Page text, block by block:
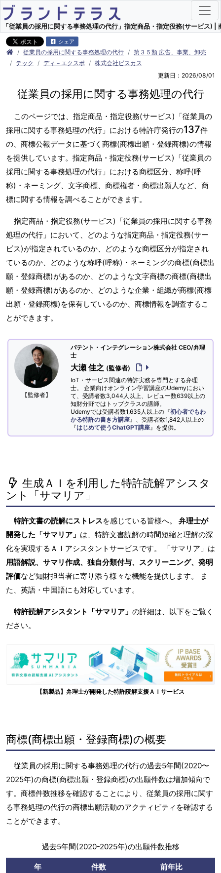
「従業員の採用に関する事務処理の代行」指定商品・指定役務(サービス) |
シェア
従業員の採用に関する事務処理の代行
第３５類 広告、事業、卸売
テック
ディ－エクスポ
株式会社ビスカス
更新日：2026/08/01
従業員の採用に関する事務処理の代行
このページでは、指定商品・指定役務(サービス)「従業員の
採用に関する事務処理の代行」における特許庁発行の137件
の、商標公報データに基づく商標(商標出願・登録商標)の情報
を提供しています。指定商品・指定役務(サービス)「従業員の
採用に関する事務処理の代行」における商標区分、称呼(呼
称)・ネーミング、文字商標、商標権者・商標出願人など、商
標に関する情報を調べることができます。
指定商品・指定役務(サービス)「従業員の採用に関する事務
処理の代行」において、どのような指定商品・指定役務(サー
ビス)が指定されているのか、どのような商標区分が指定され
ているのか、どのような称呼(呼称)・ネーミングの商標(商標出
願・登録商標)があるのか、どのような文字商標の商標(商標出
願・登録商標)があるのか、どのような企業・組織が商標(商標
出願・登録商標)を保有しているのか、商標情報を調査するこ
とができます。
【監修者】
パテント・インテグレーション株式会社 CEO/弁理
士
大瀬 佳之 (監修者)
IoT・サービス関連の特許実務を専門とする弁理
士。 企業向けオンライン学習講座のUdemyにおい
て、受講者数3,044人以上、レビュー数639以上の
知財分野ではトップクラスの講師。
Udemyでは受講者数1,635人以上の『初心者でもわ
かる特許の書き方講座 』、受講者数1,842人以上の
『はじめて使うChatGPT講座 』を提供。
生成ＡＩを利用した特許読解アシスタ
ント「サマリア」
特許文書の読解にストレスを感じている皆様へ。 弁理士が
開発した「サマリア」 は、特許文書読解の時間短縮と理解の深
化を実現するＡＩアシスタントサービスです。 「サマリア」は
用語解説、サマリ作成、独自分類付与、スクリーニング、発明
評価など知財担当者に寄り添う様々な機能を提供します。 ま
た、英語・中国語にも対応しています。
特許読解アシスタント「サマリア」 の詳細は、以下をご覧く
ださい。
【新製品】弁理士が開発した特許読解支援ＡＩサービス
商標(商標出願・登録商標)の概要
従業員の採用に関する事務処理の代行の過去5年間(2020〜
2025年)の商標(商標出願・登録商標)の出願件数は増加傾向で
す。商標件数推移を確認することにより、従業員の採用に関す
る事務処理の代行の商標出願活動のアクティビティを確認する
ことができます。
過去5年間(2020-2025年)の出願件数推移
年 件数
前年比